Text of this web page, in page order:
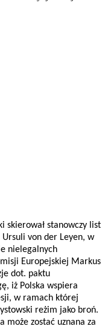
skierował stanowczy list
von der Leyen, w
nielegalnych
Europejskiej Markus
dot. paktu
iż Polska wspiera
w ramach której
reżim jako broń.
może zostać uznana za